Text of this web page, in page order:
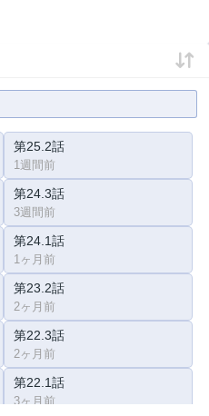
第25.2話
1週間前
第24.3話
3週間前
第24.1話
1ヶ月前
第23.2話
2ヶ月前
第22.3話
2ヶ月前
第22.1話
3ヶ月前